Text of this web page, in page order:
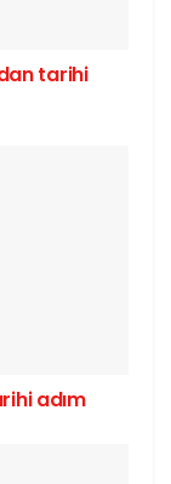
tarihi
adım